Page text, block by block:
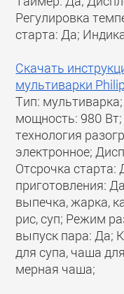
Регулировка
старта: Да;
Скачать
мультиварки
Тип:
мощность: 980
технология
электронное;
Отсрочка
приготовления:
выпечка, жарка,
рис, суп; Режим
выпуск пара: Да;
для супа, чаша
мерная чаша;